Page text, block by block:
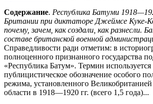
Содержание. Республика Батуми
Британии при диктаторе Джеймсе Куке-
почему, зачем, как создали, как разнесли.
составе британской военной
Справедливости ради отметим: в
полноценного признанного государства
«Республика Батум». Термин
публицистическое обозначение особого
режима, установленного
области в 1918—1920 гг. (всего 1,5 года)...